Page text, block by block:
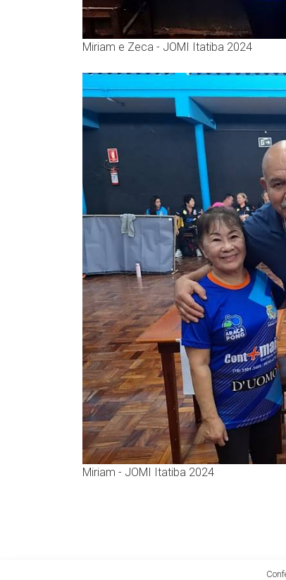
Miriam e Zeca - JOMI Itatiba 2024
Miriam - JOMI Itatiba 2024